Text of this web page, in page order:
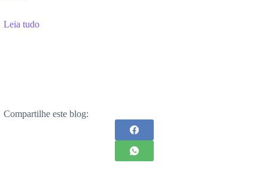
Leia tudo
Compartilhe este blog: